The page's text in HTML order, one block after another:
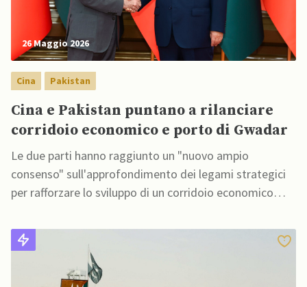
26 Maggio 2026
Cina Pakistan
Cina e Pakistan puntano a rilanciare
corridoio economico e porto di Gwadar
Le due parti hanno raggiunto un "nuovo ampio
consenso" sull'approfondimento dei legami strategici
per rafforzare lo sviluppo di un corridoio economico
connettività regionale